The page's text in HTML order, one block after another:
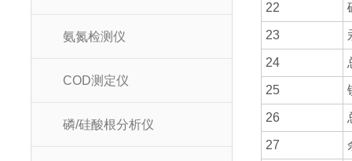
氨氮检测仪
COD测定仪
磷/硅酸根分析仪
22
23
24
25
26
27